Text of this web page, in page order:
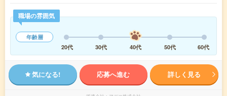
職場の雰囲気
年齢層
20代
30代 40代 50代 60代
気になる! 応募へ進む 詳しく見る